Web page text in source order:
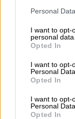
Please note that
not limited to
grant or deny
use your data for
consent section.
Personal
I want to opt-
personal data.
Opted In
I want to opt-
Personal Data.
Opted In
I want to opt-
Personal
Opted In